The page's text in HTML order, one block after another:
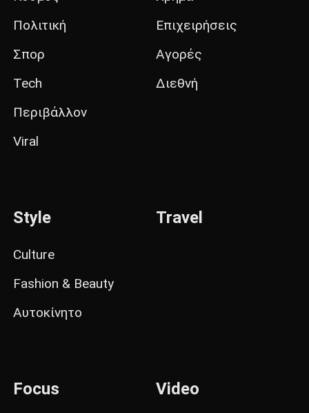
Πολιτική
Σπορ
Tech
Περιβάλλον
Viral
Επιχειρήσεις
Αγορές
Διεθνή
Style
Culture
Fashion & Beauty
Αυτοκίνητο
Travel
Focus Video